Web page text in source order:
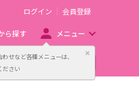
せなど各種メニューは、
ださい
閉じる
ログイン 会員登録
ら探す メニュー
主催者向け販売サービス